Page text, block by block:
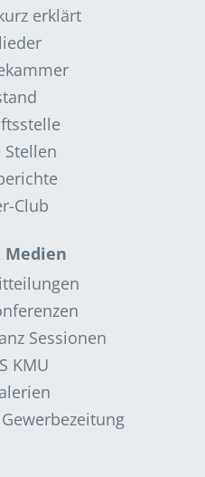
erklärt
Stellen
Club
Medien
Sessionen
KMU